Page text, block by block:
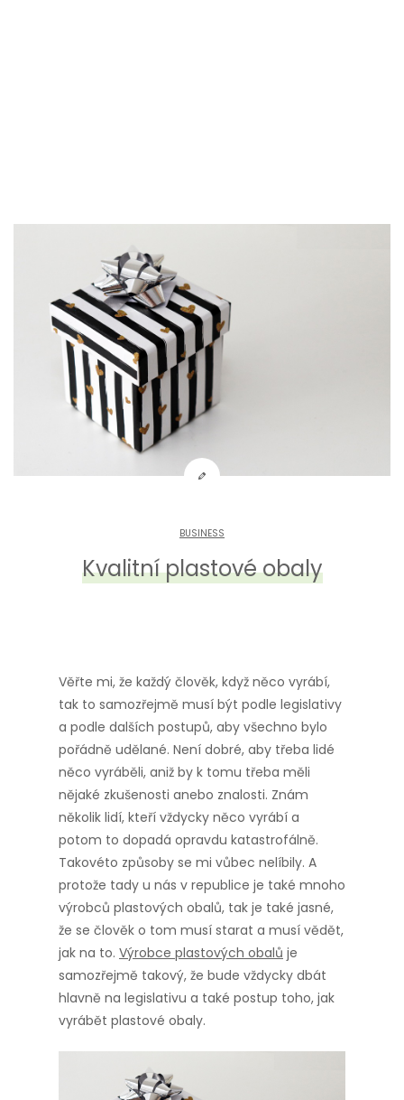
BUSINESS
Kvalitní plastové obaly
Věřte mi, že každý člověk, když něco vyrábí,
tak to samozřejmě musí být podle legislativy
a podle dalších postupů, aby všechno bylo
pořádně udělané. Není dobré, aby třeba lidé
něco vyráběli, aniž by k tomu třeba měli
nějaké zkušenosti anebo znalosti. Znám
několik lidí, kteří vždycky něco vyrábí a
potom to dopadá opravdu katastrofálně.
Takovéto způsoby se mi vůbec nelíbily. A
protože tady u nás v republice je také mnoho
výrobců plastových obalů, tak je také jasné,
že se člověk o tom musí starat a musí vědět,
jak na to. Výrobce plastových obalů je
samozřejmě takový, že bude vždycky dbát
hlavně na legislativu a také postup toho, jak
vyrábět plastové obaly.